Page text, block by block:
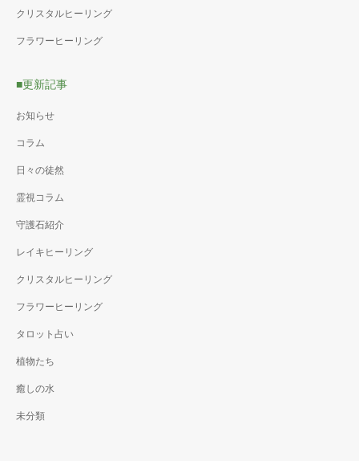
クリスタルヒーリング
フラワーヒーリング
■更新記事
お知らせ
コラム
日々の徒然
霊視コラム
守護石紹介
レイキヒーリング
クリスタルヒーリング
フラワーヒーリング
タロット占い
植物たち
癒しの水
未分類